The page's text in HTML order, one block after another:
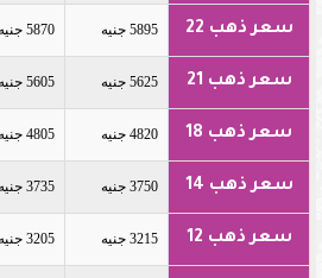
سعر ذهب 22 5895 جنيه 5870 جنيه
سعر ذهب 21 5625 جنيه 5605 جنيه
سعر ذهب 18 4820 جنيه 4805 جنيه
سعر ذهب 14 3750 جنيه 3735 جنيه
سعر ذهب 12 3215 جنيه 3205 جنيه